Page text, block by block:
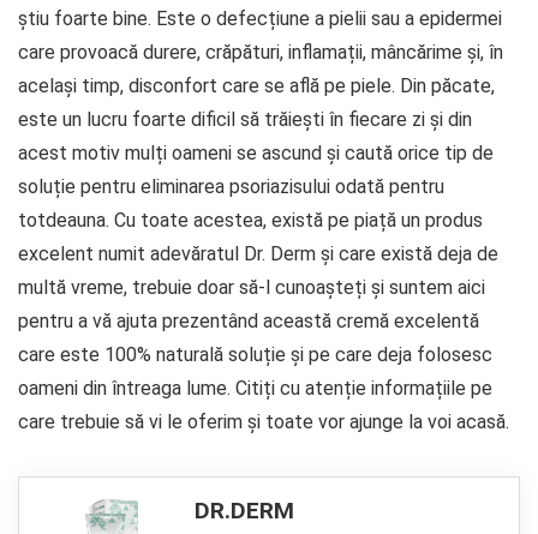
știu foarte bine. Este o defecțiune a pielii sau a epidermei
care provoacă durere, crăpături, inflamații, mâncărime și, în
același timp, disconfort care se află pe piele. Din păcate,
este un lucru foarte dificil să trăiești în fiecare zi și din
acest motiv mulți oameni se ascund și caută orice tip de
soluție pentru eliminarea psoriazisului odată pentru
totdeauna. Cu toate acestea, există pe piață un produs
excelent numit adevăratul Dr. Derm și care există deja de
multă vreme, trebuie doar să-l cunoașteți și suntem aici
pentru a vă ajuta prezentând această cremă excelentă
care este 100% naturală soluție și pe care deja folosesc
oameni din întreaga lume. Citiți cu atenție informațiile pe
care trebuie să vi le oferim și toate vor ajunge la voi acasă.
DR.DERM